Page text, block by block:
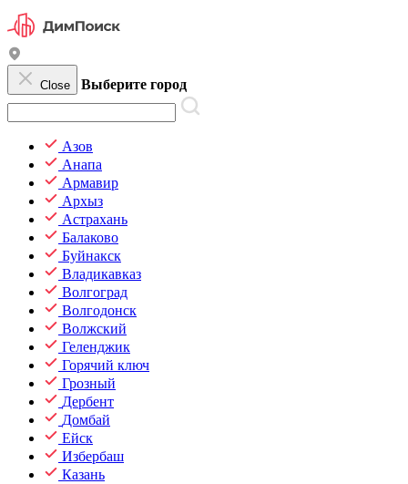
Close Выберите город
Азов
Анапа
Армавир
Архыз
Астрахань
Балаково
Буйнакск
Владикавказ
Волгоград
Волгодонск
Волжский
Геленджик
Горячий ключ
Грозный
Дербент
Домбай
Ейск
Избербаш
Казань